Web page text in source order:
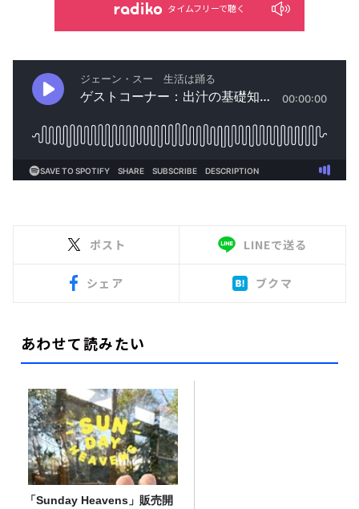
タイムフリーで聴く
ポスト LINEで送る
シェア ブクマ
あわせて読みたい
「Sunday Heavens」販売開